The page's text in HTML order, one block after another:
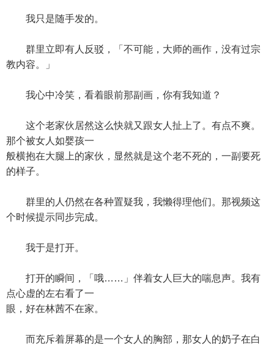
我只是随手发的。
群里立即有人反驳，「不可能，大师的画作，没有过宗
教内容。」
我心中冷笑，看着眼前那副画，你有我知道？
这个老家伙居然这么快就又跟女人扯上了。有点不爽。
那个被女人如婴孩一
般横抱在大腿上的家伙，显然就是这个老不死的，一副要死
的样子。
群里的人仍然在各种置疑我，我懒得理他们。那视频这
个时候提示同步完成。
我于是打开。
打开的瞬间，「哦……」伴着女人巨大的喘息声。我有
点心虚的左右看了一
眼，好在林茜不在家。
而充斥着屏幕的是一个女人的胸部，那女人的奶子在白